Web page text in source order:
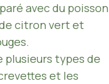
avec du poisson
citron vert et
plusieurs types de
et les